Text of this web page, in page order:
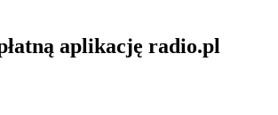
aplikację radio.pl